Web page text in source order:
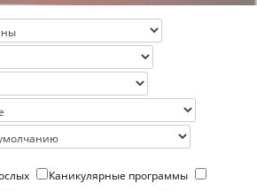
Каникулярные программы